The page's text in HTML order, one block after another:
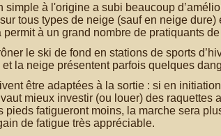
simple à l'origine a subi beaucoup
tous types de neige (sauf en neige
permit à un grand nombre de pratiquants
le ski de fond en stations de sports
la neige présentent parfois quelques
être adaptées à la sortie : si en
mieux investir (ou louer) des
pieds fatigueront moins, la marche sera
de fatigue très appréciable.